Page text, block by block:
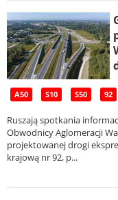
A50 S10 S50 92
Ruszają spotkania
Obwodnicy Aglomeracji
projektowanej drogi
krajową nr 92, p...